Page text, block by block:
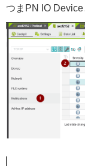
つまPN IO Device